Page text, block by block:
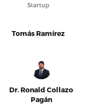
Startup
Tomás Ramírez
Dr. Ronald Collazo
Pagán